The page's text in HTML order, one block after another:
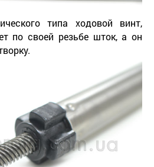
типа ходовой винт,
по своей резьбе шток, а он